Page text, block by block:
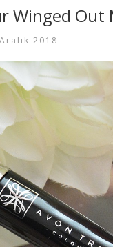
Winged Out
2018